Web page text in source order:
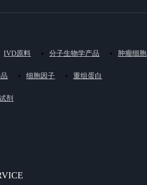
IVD原料 分子生物学产品 肿瘤细胞
细胞因子 重组蛋白
剂